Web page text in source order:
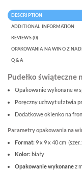
DESCRIPTION
ADDITIONAL INFORMATION
REVIEWS (0)
OPAKOWANIA NA WINO Z
Q & A
Pudełko świąteczne
Opakowanie wykonane w
Poręczny uchwyt ułatwia
Dodatkowe okienko na
Parametry opakowania na
Format:9 x 9 x 40 cm
Kolor: biały
Opakowanie wykonanez